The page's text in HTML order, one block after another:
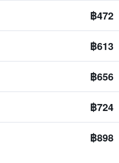
฿472
฿613
฿656
฿724
฿898